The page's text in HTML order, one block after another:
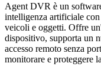
Agent DVR è un
intelligenza artificiale
veicoli e oggetti. Offre
dispositivo, supporta un
accesso remoto senza
monitorare e proteggere